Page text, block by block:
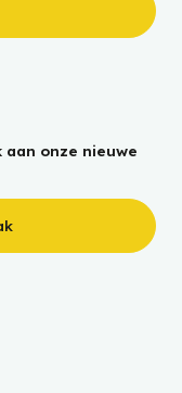
aan onze nieuwe